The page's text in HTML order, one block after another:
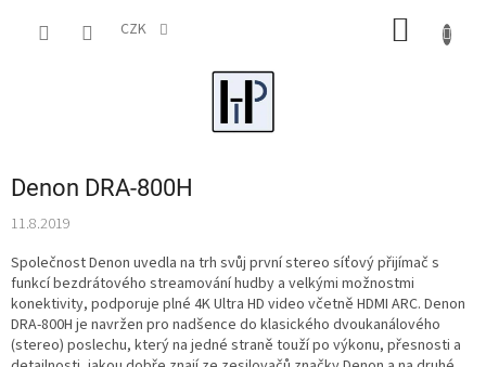
CZK
Denon DRA-800H
11.8.2019
Společnost Denon uvedla na trh svůj první stereo síťový přijímač s
funkcí bezdrátového streamování hudby a velkými možnostmi
konektivity, podporuje plné 4K Ultra HD video včetně HDMI ARC. Denon
DRA-800H je navržen pro nadšence do klasického dvoukanálového
(stereo) poslechu, který na jedné straně touží po výkonu, přesnosti a